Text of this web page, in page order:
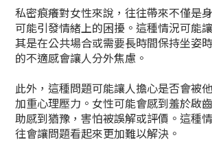
私密痕癢對女性來說，往往帶來不僅是
可能引發情緒上的困擾。這種情況可能
其是在公共場合或需要長時間保持坐姿
的不適感會讓人分外焦慮。
此外，這種問題可能讓人擔心是否會被
加重心理壓力。女性可能會感到羞於啟
助感到猶豫，害怕被誤解或評價。這種
往會讓問題看起來更加難以解決。